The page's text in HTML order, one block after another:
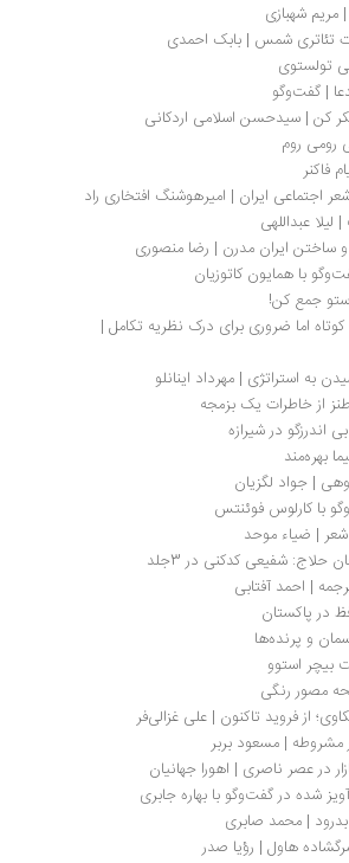
شمس | بابک احمدی
سیدحسن اسلامی اردکانی
ایران | امیرهوشنگ افتخاری ‌راد
ایران مدرن | رضا منصوری
کاتوزیان
کن!
| مهرداد اینانلو
در شیرازه
لگزیان
فوئنتس
موحد
شفیعی کدکنی در 3جلد
آفتابی
فروید تاکنون | علی غزالی‌فر
| مسعود بربر
ناصری | اهورا جهانیان
در گفت‌وگو با بهاره جابری
محمد صابری
هاول | رؤیا صدر